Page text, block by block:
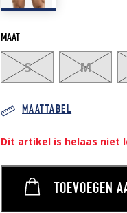
MAAT
S M
MAATTABEL
Dit artikel is helaas niet